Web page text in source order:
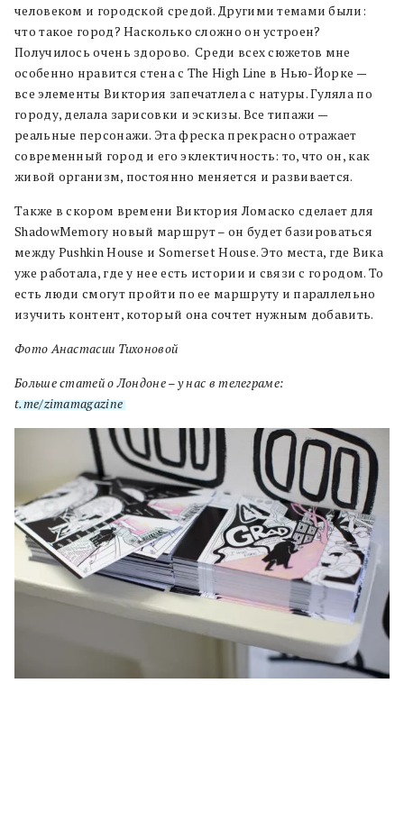
человеком и городской средой. Другими темами были:
что такое город? Насколько сложно он устроен?
Получилось очень здорово. Среди всех сюжетов мне
особенно нравится стена с The High Line в Нью-Йорке —
все элементы Виктория запечатлела с натуры. Гуляла по
городу, делала зарисовки и эскизы. Все типажи —
реальные персонажи. Эта фреска прекрасно отражает
современный город и его эклектичность: то, что он, как
живой организм, постоянно меняется и развивается.
Также в скором времени Виктория Ломаско сделает для
ShadowMemory новый маршрут – он будет базироваться
между Pushkin House и Somerset House. Это места, где Вика
уже работала, где у нее есть истории и связи с городом. То
есть люди смогут пройти по ее маршруту и параллельно
изучить контент, который она сочтет нужным добавить.
Фото Анастасии Тихоновой
Больше статей о Лондоне – у нас в телеграме:
t.me/zimamagazine